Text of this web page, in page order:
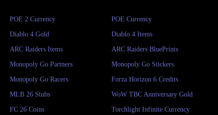
Herausforderungen und Rätsel, die Sie lösen müssen, um
die Freundschaft im Tal wiederherzustellen.
POE 2 Currency POE Currency
Diablo 4 Gold Diablo 4 Items
ARC Raiders Items ARC Raiders BluePrints
Monopoly Go Partners Monopoly Go Stickers
Monopoly Go Racers Forza Horizon 6 Credits
MLB 26 Stubs WoW TBC Anniversary Gold
FC 26 Coins Torchlight Infinite Currency